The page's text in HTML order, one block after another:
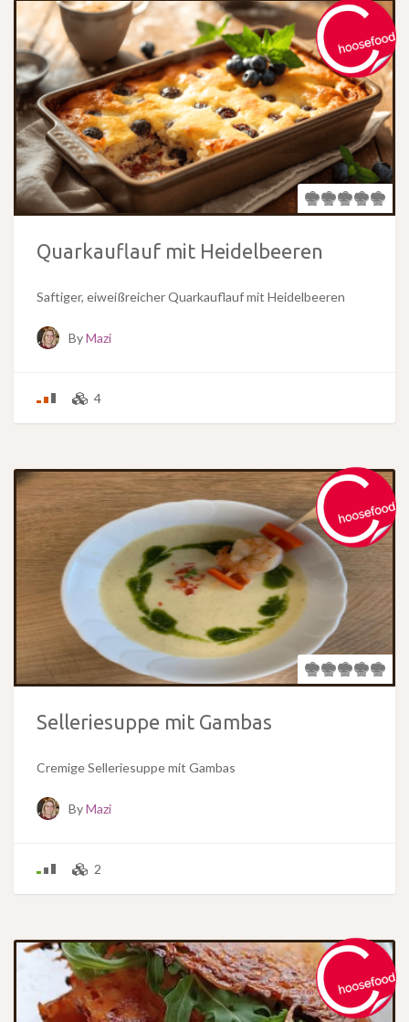
Quarkauflauf mit Heidelbeeren
Saftiger, eiweißreicher Quarkauflauf mit Heidelbeeren
ByMazi
4
Selleriesuppe mit Gambas
Cremige Selleriesuppe mit Gambas
ByMazi
2